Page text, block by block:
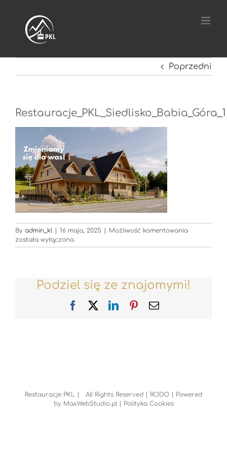
zawartości
Poprzedni
Restauracje_PKL_Siedlisko_Babia_Góra_1
By admin_kl | 16 maja, 2025 | Możliwość komentowania
została wyłączona
Podziel się ze znajomymi!
FacebookLinkedInPinterest
Email
Restauracje PKL | All Rights Reserved | RODO | Powered
by MaxWebStudio.pl| Polityka Cookies